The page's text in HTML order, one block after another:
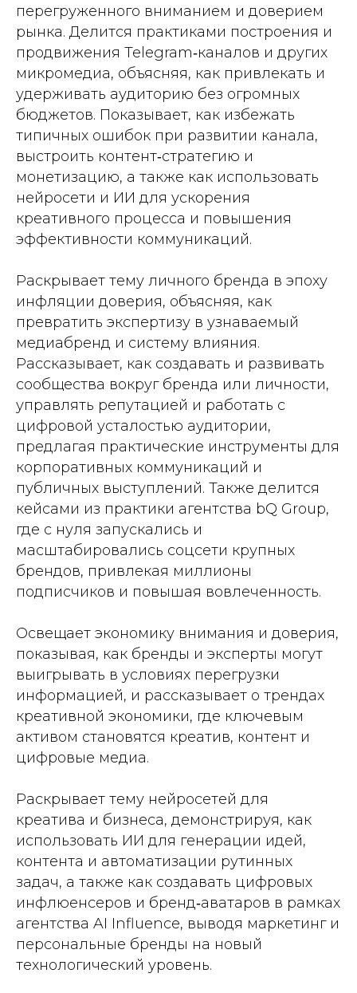
перегруженного вниманием и доверием
рынка. Делится практиками построения и
продвижения Telegram‑каналов и других
микромедиа, объясняя, как привлекать и
удерживать аудиторию без огромных
бюджетов. Показывает, как избежать
типичных ошибок при развитии канала,
выстроить контент‑стратегию и
монетизацию, а также как использовать
нейросети и ИИ для ускорения
креативного процесса и повышения
эффективности коммуникаций.
Раскрывает тему личного бренда в эпоху
инфляции доверия, объясняя, как
превратить экспертизу в узнаваемый
медиабренд и систему влияния.
Рассказывает, как создавать и развивать
сообщества вокруг бренда или личности,
управлять репутацией и работать с
цифровой усталостью аудитории,
предлагая практические инструменты для
корпоративных коммуникаций и
публичных выступлений. Также делится
кейсами из практики агентства bQ Group,
где с нуля запускались и
масштабировались соцсети крупных
брендов, привлекая миллионы
подписчиков и повышая вовлеченность.
Освещает экономику внимания и доверия,
показывая, как бренды и эксперты могут
выигрывать в условиях перегрузки
информацией, и рассказывает о трендах
креативной экономики, где ключевым
активом становятся креатив, контент и
цифровые медиа.
Раскрывает тему нейросетей для
креатива и бизнеса, демонстрируя, как
использовать ИИ для генерации идей,
контента и автоматизации рутинных
задач, а также как создавать цифровых
инфлюенсеров и бренд‑аватаров в рамках
агентства AI Influence, выводя маркетинг и
персональные бренды на новый
технологический уровень.